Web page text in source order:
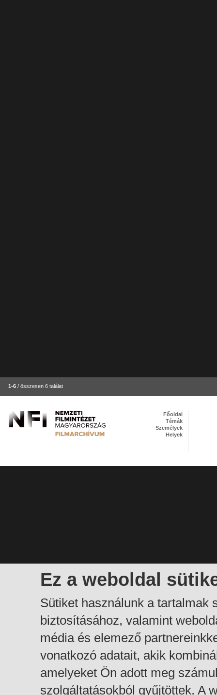
1-6 / összesen 6 találat
Ez a weboldal
Sütiket használunk a tartalmak
biztosításához, valamint
média és elemező
vonatkozó adatait, akik
amelyeket Ön adott meg
szolgáltatásokból gyűjtöttek. A
Főoldal
Témák
Személyek
Helyek